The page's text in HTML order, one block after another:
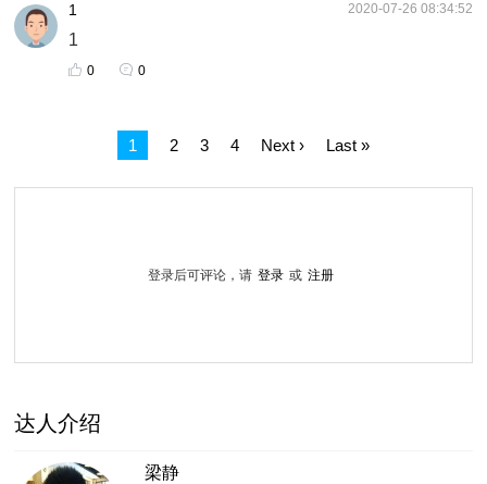
2020-07-26 08:34:52
1
1
0 0
Page
1 Page
2 Page
3 Page
4 Next
page
Next › Last
page
Last »
登录后可评论，请 登录 或 注册
达人介绍
梁静